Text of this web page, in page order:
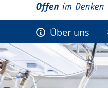
Über uns